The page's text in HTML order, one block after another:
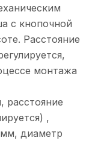
с кнопочной
Расстояние
монтажа
,
диаметр